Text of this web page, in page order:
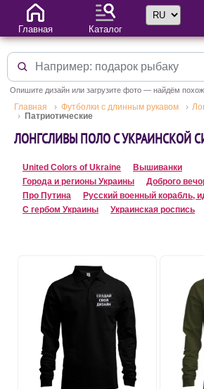
Опишите дизайн или загрузите фото — найдём
Главная Футболки с длинным рукавом
Патриотические
ЛОНГСЛИВЫ ПОЛО С УКРАИНСКОЙ
United Colors of Ukraine
Вышиванки
Города и регионы Украины
Доброго
Про Путина
Русский военный корабль,
С гербом Украины
Украинская роспись
Главная Каталог
Выбор языка